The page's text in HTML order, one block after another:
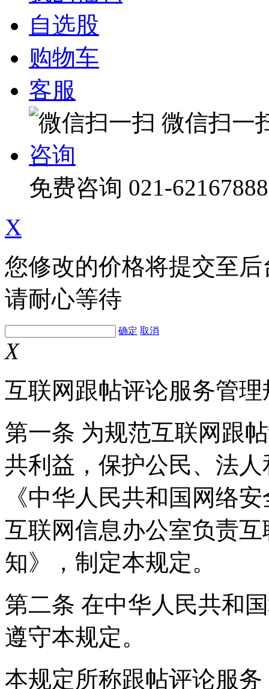
自选股
购物车
客服
微信扫一
咨询
免费咨询 021-62167888
X
您修改的价格将提交至
请耐心等待
确定 取消
X
互联网跟帖评论服务管理
第一条 为规范互联网跟
共利益，保护公民、法
《中华人民共和国网络
互联网信息办公室负责
知》，制定本规定。
第二条 在中华人民共和
遵守本规定。
本规定所称跟帖评论服